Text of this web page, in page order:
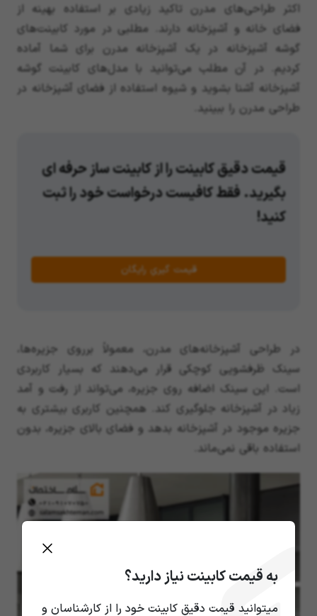
به قیمت کابینت نیاز دارید؟
میتوانید قیمت دقیق کابینت خود را از کارشناسان و
اکثر طراحی‌های مدرن تاکید زیادی بر استفاده بهینه از
فضای خانه و آشپزخانه دارند. مطلبی در مورد کابینت‌های
گوشه آشپزخانه در یک آشپزخانه مدرن برای شما آماده
کردیم. در آن مطلب می‌توانید با مدل‌های کابینت گوشه
آشپزخانه آشنا بشوید و شیوه استفاده از فضای آشپزخانه در
طراحی مدرن را ببینید.
قیمت دقیق کابینت را از کابینت ساز حرفه ای
بگیرید. فقط کافیست درخواست خود را ثبت
کنید!
قیمت گیریِ رایگان
در طراحی آشپزخانه‌های مدرن، معمولاً برروی جزیره‌ها،
سینک ظرفشویی کوچکی قرار می‌دهند که بسیار کاربردی
است. این سینک اضافه روی جزیره، می‌تواند از رفت و آمد
زیاد در آشپزخانه جلوگیری کند. همچنین کاربری بیشتری به
جزیره موجود در آشپزخانه بدهد و فضای بالای جزیره، بدون
استفاده باقی نمی‌ماند.